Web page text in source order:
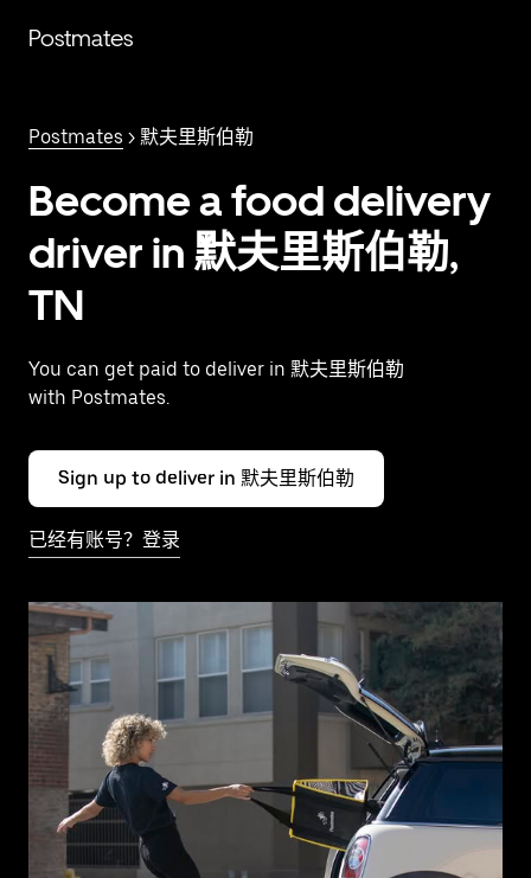
Postmates
Postmates > 默夫里斯伯勒
Become a food delivery
driver in 默夫里斯伯勒,
TN
You can get paid to deliver in 默夫里斯伯勒
with Postmates.
Sign up to deliver in 默夫里斯伯勒
已经有账号？登录